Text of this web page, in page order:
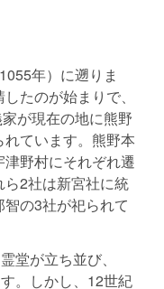
年）に遡りま
たのが始まりで、
が現在の地に熊野
ています。熊野本
野村にそれぞれ遷
2社は新宮社に統
の3社が祀られて
堂が立ち並び、
。しかし、12世紀